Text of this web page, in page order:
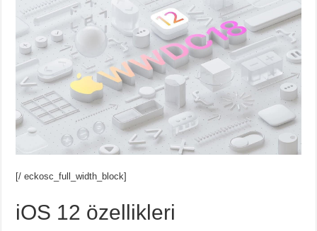
[/ eckosc_full_width_block]
iOS 12 özellikleri